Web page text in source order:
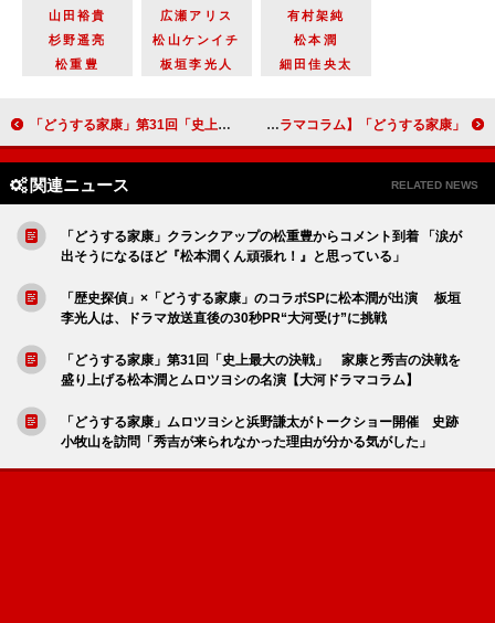
山田裕貴
広瀬アリス
有村架純
杉野遥亮
松山ケンイチ
松本潤
松重豊
板垣李光人 細田佳央太
「どうする家康」第31回「史上最大の決戦」 家康と秀吉の決戦を盛り上げる松本潤とムロツヨシの名演【大河ドラマコラム】 「どうする家康」第35回「欲望の怪物」 物語を左右する家康、秀吉、三成のトライアングル【大河ドラマコラム】
関連ニュース RELATED NEWS
「どうする家康」クランクアップの松重豊からコメント到着 「涙が
出そうになるほど『松本潤くん頑張れ！』と思っている」
「歴史探偵」×「どうする家康」のコラボSPに松本潤が出演 板垣
李光人は、ドラマ放送直後の30秒PR“大河受け”に挑戦
「どうする家康」第31回「史上最大の決戦」 家康と秀吉の決戦を
盛り上げる松本潤とムロツヨシの名演【大河ドラマコラム】
「どうする家康」ムロツヨシと浜野謙太がトークショー開催 史跡
小牧山を訪問「秀吉が来られなかった理由が分かる気がした」